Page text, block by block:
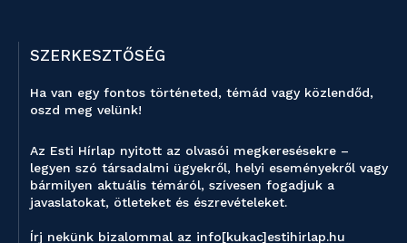
SZERKESZTŐSÉG
Ha van egy fontos történeted, témád vagy közlendőd,
oszd meg velünk!
Az Esti Hírlap nyitott az olvasói megkeresésekre –
legyen szó társadalmi ügyekről, helyi eseményekről vagy
bármilyen aktuális témáról, szívesen fogadjuk a
javaslatokat, ötleteket és észrevételeket.
Írj nekünk bizalommal az info[kukac]estihirlap.hu